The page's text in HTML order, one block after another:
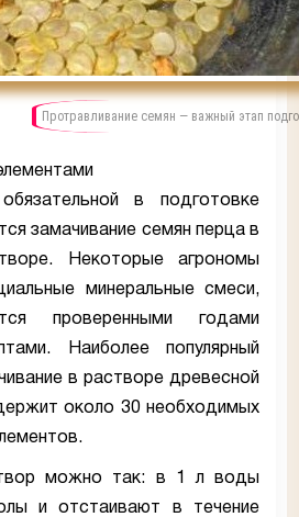
Протравливание семян — важный этап
в подготовке
замачивание семян перца в
Некоторые агрономы
минеральные смеси,
проверенными годами
Наиболее популярный
в растворе древесной
около 30 необходимых
можно так: в 1 л воды
и отстаивают в течение